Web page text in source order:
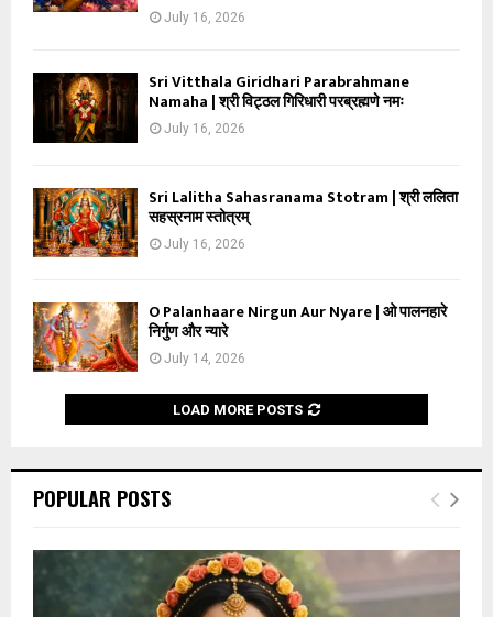
July 16, 2026
Sri Vitthala Giridhari Parabrahmane
Namaha | श्री विट्ठल गिरिधारी परब्रह्मणे नमः
July 16, 2026
Sri Lalitha Sahasranama Stotram | श्री ललिता
सहस्रनाम स्तोत्रम्
July 16, 2026
O Palanhaare Nirgun Aur Nyare | ओ पालनहारे
निर्गुण और न्यारे
July 14, 2026
LOAD MORE POSTS
POPULAR POSTS